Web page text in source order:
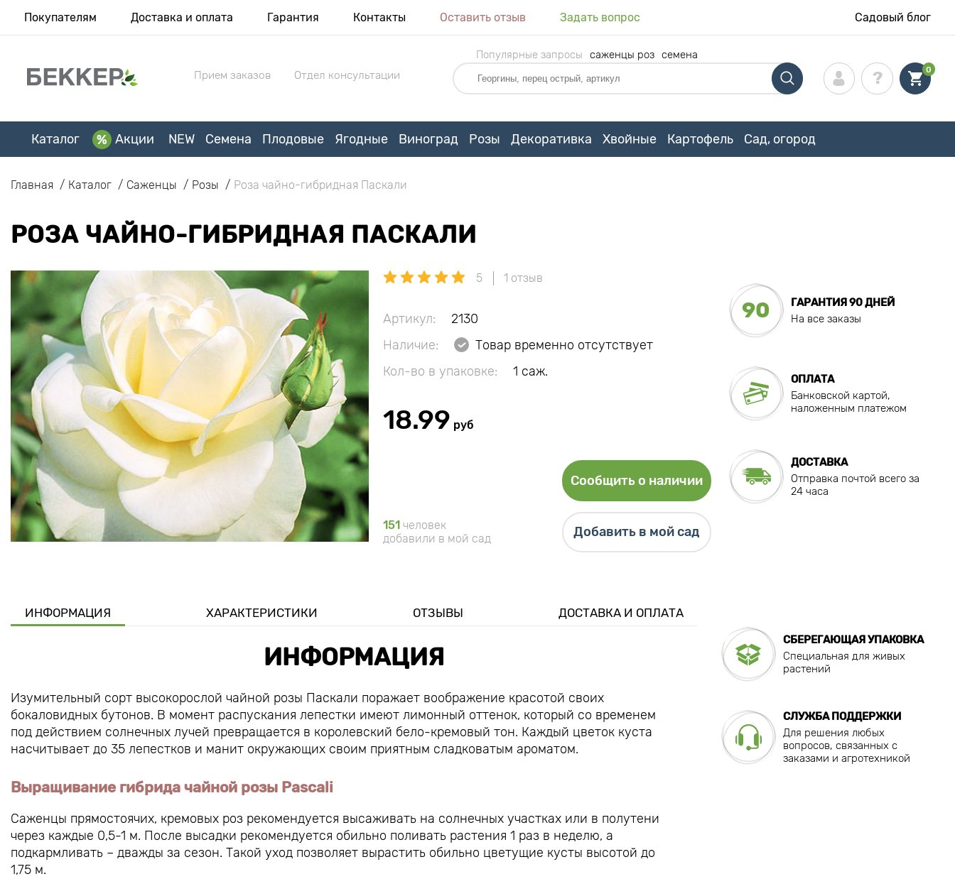
Покупателям Доставка и оплата Гарантия Контакты Оставить отзыв Задать вопрос Садовый блог
Прием заказов Отдел консультации
Популярные запросы саженцы роз семена
0
Каталог Акции NEW Семена Плодовые Ягодные Виноград Розы Декоративка Хвойные Картофель Сад, огород
Главная Каталог Саженцы Розы Роза чайно-гибридная Паскали
РОЗА ЧАЙНО-ГИБРИДНАЯ ПАСКАЛИ
5 1 отзыв
Артикул:
2130
Наличие:
Товар временно отсутствует
Кол-во в упаковке:
1 саж.
18.99 руб
Сообщить о наличии
151 человек
добавили в мой сад
Добавить в мой сад
90
ГАРАНТИЯ 90 ДНЕЙ
На все заказы
ОПЛАТА
Банковской картой,
наложенным платежом
ДОСТАВКА
Отправка почтой всего за
24 часа
ИНФОРМАЦИЯ ХАРАКТЕРИСТИКИ ОТЗЫВЫ ДОСТАВКА И ОПЛАТА
ИНФОРМАЦИЯ
Изумительный сорт высокорослой чайной розы Паскали поражает воображение красотой своих
бокаловидных бутонов. В момент распускания лепестки имеют лимонный оттенок, который со временем
под действием солнечных лучей превращается в королевский бело-кремовый тон. Каждый цветок куста
насчитывает до 35 лепестков и манит окружающих своим приятным сладковатым ароматом.
Выращивание гибрида чайной розы Pascali
Саженцы прямостоячих, кремовых роз рекомендуется высаживать на солнечных участках или в полутени
через каждые 0,5-1 м. После высадки рекомендуется обильно поливать растения 1 раз в неделю, а
подкармливать – дважды за сезон. Такой уход позволяет вырастить обильно цветущие кусты высотой до
1,75 м.
СБЕРЕГАЮЩАЯ УПАКОВКА
Специальная для живых
растений
СЛУЖБА ПОДДЕРЖКИ
Для решения любых
вопросов, связанных с
заказами и агротехникой